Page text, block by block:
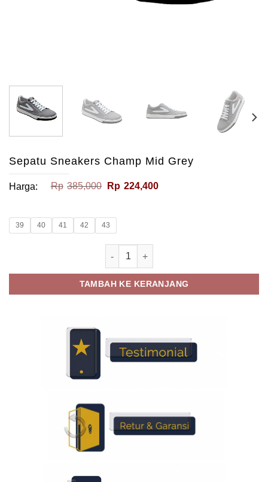
Sepatu Sneakers Champ Mid Grey
Harga: Rp 385,000 Harga
Rp 224,400Harga
39 40 41 42 43
Kuantitas Sepatu Sneakers Champ
TAMBAH KE KERANJANG